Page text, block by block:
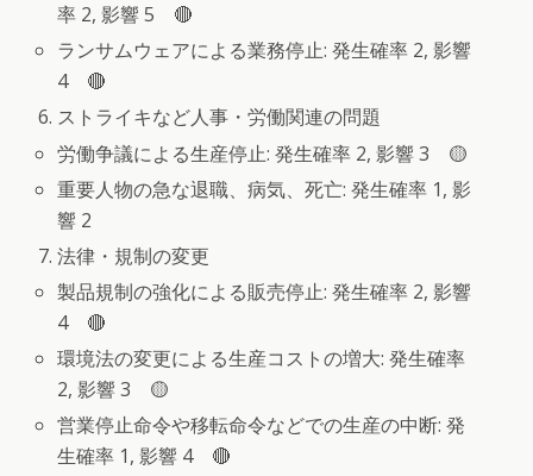
率 2, 影響 5 🔴
ランサムウェアによる業務停止: 発生確率 2, 影響
4 🔴
ストライキなど人事・労働関連の問題
労働争議による生産停止: 発生確率 2, 影響 3 🟡
重要人物の急な退職、病気、死亡: 発生確率 1, 影
響 2
法律・規制の変更
製品規制の強化による販売停止: 発生確率 2, 影響
4 🔴
環境法の変更による生産コストの増大: 発生確率
2, 影響 3 🟡
営業停止命令や移転命令などでの生産の中断: 発
生確率 1, 影響 4 🔴